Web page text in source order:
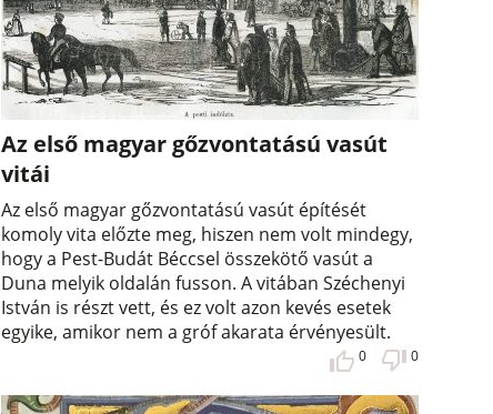
Az első magyar gőzvontatású vasút
vitái
Az első magyar gőzvontatású vasút építését
komoly vita előzte meg, hiszen nem volt mindegy,
hogy a Pest-Budát Béccsel összekötő vasút a
Duna melyik oldalán fusson. A vitában Széchenyi
István is részt vett, és ez volt azon kevés esetek
egyike, amikor nem a gróf akarata érvényesült.
0 0